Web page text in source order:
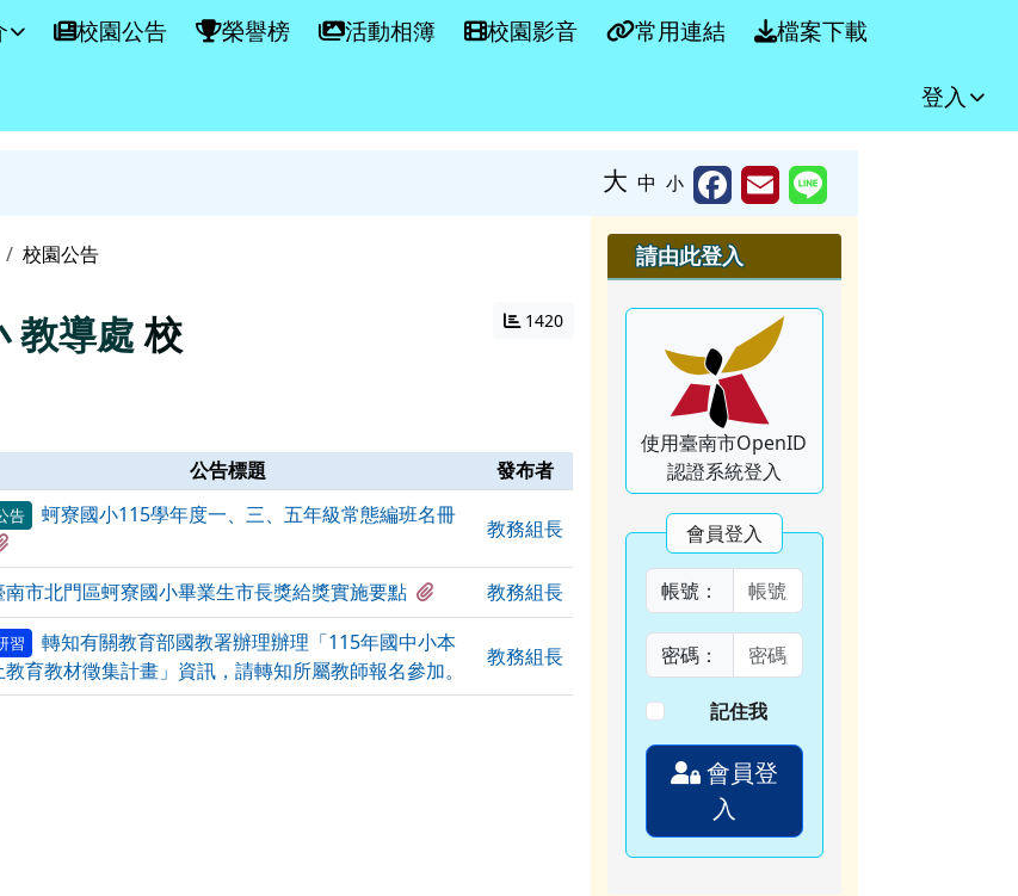
站校園公告 榮譽榜 活動相簿 校園影音 常用連結 檔案下載
登入
大 中 小
域
校園公告
教導處校
1420
公告標題 發布者
告
蚵寮國小115學年度一、三、五年級常態編班名冊
教務組長
南市北門區蚵寮國小畢業生市長獎給獎實施要點 有1個附檔教務組長
習
轉知有關教育部國教署辦理辦理「115年國中小本
教育教材徵集計畫」資訊，請轉知所屬教師報名參加。
教務組長
右邊區域內容
請由此登入
使用臺南市OpenID
認證系統登入
會員登入
帳號：
密碼：
記住我
會員登
入